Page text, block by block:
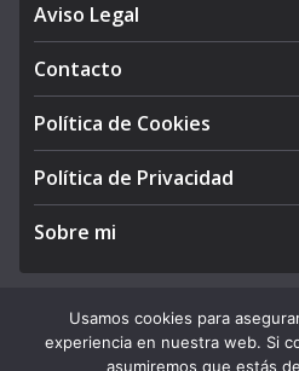
Aviso Legal
Contacto
Política de Cookies
Política de Privacidad
Sobre mi
Copyright © 2026APEGA
Usamos cookies para
experiencia en nuestra web. Si
asumiremos que estás